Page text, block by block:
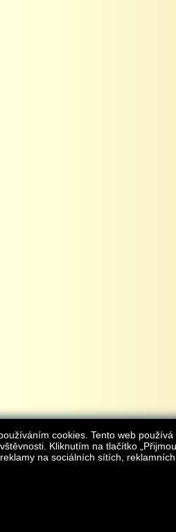
je
cookies. Tento web používá
Kliknutím na tlačítko
na sociálních sítích,